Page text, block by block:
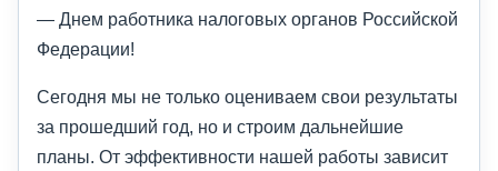
— Днем работника налоговых органов Российской
Федерации!
Сегодня мы не только оцениваем свои результаты
за прошедший год, но и строим дальнейшие
планы. От эффективности нашей работы зависит